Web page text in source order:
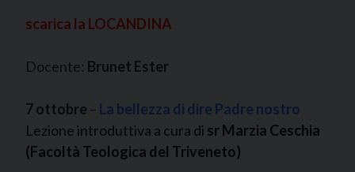
scarica la LOCANDINA
Docente: Brunet Ester
7 ottobre – La bellezza di dire Padre nostro
Lezione introduttiva a cura di sr Marzia Ceschia
(Facoltà Teologica del Triveneto)